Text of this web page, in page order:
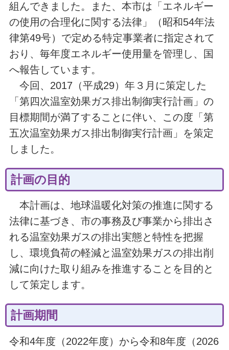
組んできました。また、本市は「エネルギー
の使用の合理化に関する法律」（昭和54年法
律第49号）で定める特定事業者に指定されて
おり、毎年度エネルギー使用量を管理し、国
へ報告しています。
今回、2017（平成29）年３月に策定した
「第四次温室効果ガス排出制御実行計画」の
目標期間が満了することに伴い、この度「第
五次温室効果ガス排出制御実行計画」を策定
しました。
計画の目的
本計画は、地球温暖化対策の推進に関する
法律に基づき、市の事務及び事業から排出さ
れる温室効果ガスの排出実態と特性を把握
し、環境負荷の軽減と温室効果ガスの排出削
減に向けた取り組みを推進することを目的と
して策定します。
計画期間
令和4年度（2022年度）から令和8年度（2026